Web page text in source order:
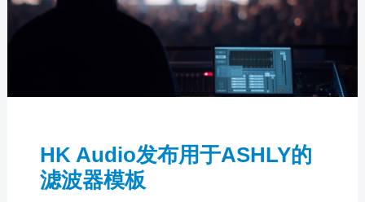
HK Audio发布用于ASHLY的
滤波器模板